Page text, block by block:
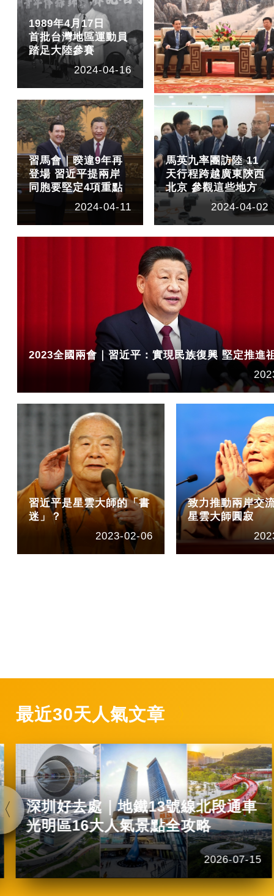
1989年4月17日
首批台灣地區運動員
踏足大陸參賽
2024-04-16
習馬會｜暌違9年再
登場 習近平提兩岸
同胞要堅定4項重點
2024-04-11
馬英九率團訪陸 11
天行程跨越廣東陝西
北京 參觀這些地方
2024-04-02
2023全國兩會｜習近平：實現民族復興 堅定推進
習近平是星雲大師的「書
迷」？
2023-02-06
致力推動兩岸交
星雲大師圓寂
最近30天人氣文章
深圳好去處｜地鐵13號線北段通車
光明區16大人氣景點全攻略
2026-07-15